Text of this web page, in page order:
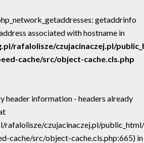
getaddrinfo
associated with hostname in
rafalolisze/czujacinaczej.pl/
cache/src/object-cache.cls.php
header information - headers already
rafalolisze/czujacinaczej.pl/
cache/src/object-cache.cls.php:665) in